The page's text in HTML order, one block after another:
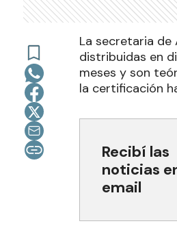
La secretaria de
distribuidas en
meses y son
la certificación
Recibí las
noticias
email